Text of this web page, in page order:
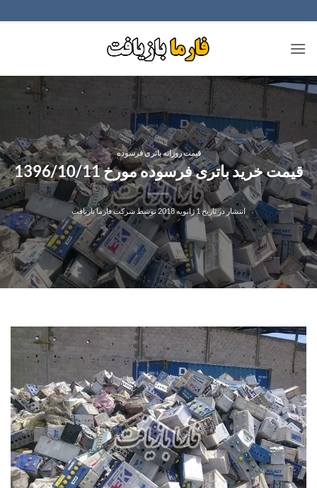
to
content
قیمت روزانه باتری فرسوده
قیمت خرید باتری فرسوده مورخ 1396/10/11
انتشار در تاریخ 1 ژانویه 2018 توسط شرکت فارما بازیافت